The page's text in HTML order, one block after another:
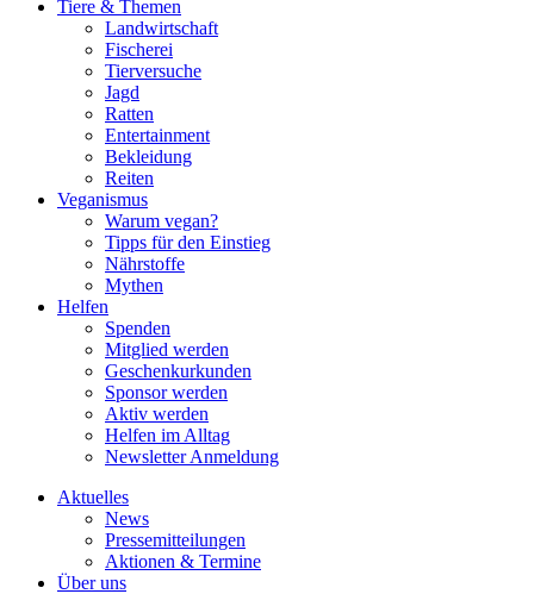
Tiere & Themen
Landwirtschaft
Fischerei
Tierversuche
Jagd
Ratten
Entertainment
Bekleidung
Reiten
Veganismus
Warum vegan?
Tipps für den Einstieg
Nährstoffe
Mythen
Helfen
Spenden
Mitglied werden
Geschenkurkunden
Sponsor werden
Aktiv werden
Helfen im Alltag
Newsletter Anmeldung
Aktuelles
News
Pressemitteilungen
Aktionen & Termine
Über uns